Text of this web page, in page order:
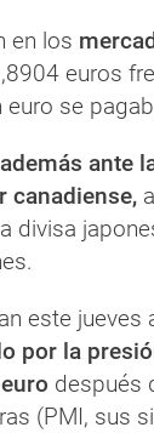
en los
euros
se
ante
canadiense,
divisa
este jueves
por la
después
(PMI, sus